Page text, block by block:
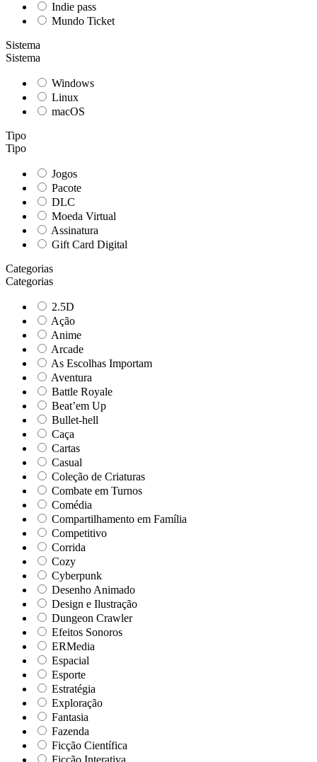
Indie pass
Mundo Ticket
Sistema
Sistema
Windows
Linux
macOS
Tipo
Tipo
Jogos
Pacote
DLC
Moeda Virtual
Assinatura
Gift Card Digital
Categorias
Categorias
2.5D
Ação
Anime
Arcade
As Escolhas Importam
Aventura
Battle Royale
Beat’em Up
Bullet-hell
Caça
Cartas
Casual
Coleção de Criaturas
Combate em Turnos
Comédia
Compartilhamento em Família
Competitivo
Corrida
Cozy
Cyberpunk
Desenho Animado
Design e Ilustração
Dungeon Crawler
Efeitos Sonoros
ERMedia
Espacial
Esporte
Estratégia
Exploração
Fantasia
Fazenda
Ficção Científica